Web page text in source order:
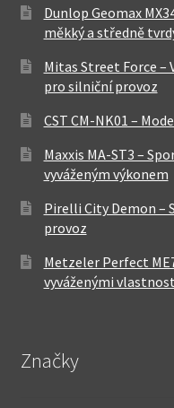
Dunlop Geomax
měkký a středně
Mitas Street Force –
pro silniční provoz
CST CM-NK01 –
Maxxis MA-ST3 –
vyváženým výkonem
Pirelli City Demon –
provoz
Metzeler Perfect
vyváženými
Značky